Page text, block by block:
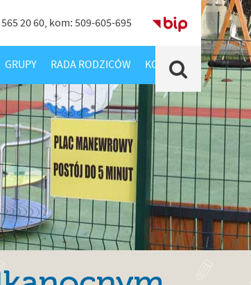
GRUPY RADA RODZICÓW KONTAKT
20 60, kom: 509-605-695 BIP
Szukaj